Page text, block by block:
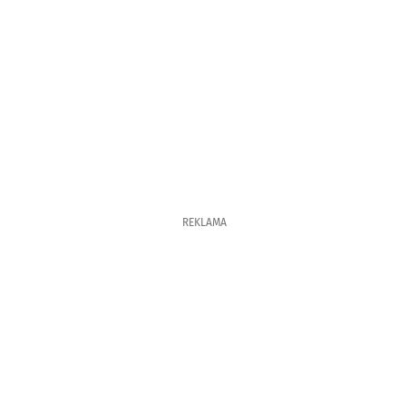
REKLAMA